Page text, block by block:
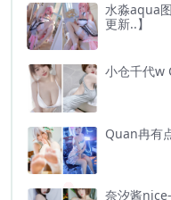
水淼aqua
更新..】
小仓千代w
Quan冉有
奈汐酱